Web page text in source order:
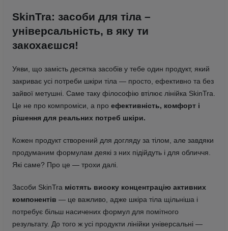
SkinTra: засоби для тіла –
універсальність, в яку ти
закохаєшся!
Уяви, що замість десятка засобів у тебе один продукт, який
закриває усі потреби шкіри тіла — просто, ефективно та без
зайвої метушні. Саме таку філософію втілює лінійка SkinTra.
Це не про компроміси, а про ефективність, комфорт і
рішення для реальних потреб шкіри.
Кожен продукт створений для догляду за тілом, але завдяки
продуманим формулам деякі з них підійдуть і для обличчя.
Які саме? Про це — трохи далі.
Засоби SkinTra містять високу концентрацію активних
компонентів — це важливо, адже шкіра тіла щільніша і
потребує більш насичених формул для помітного
результату. До того ж усі продукти лінійки універсальні —